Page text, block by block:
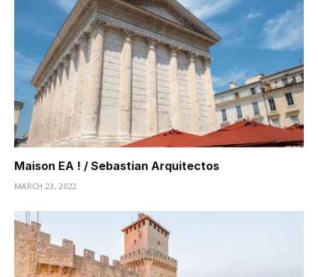
Maison EA ! / Sebastian Arquitectos
MARCH 23, 2022